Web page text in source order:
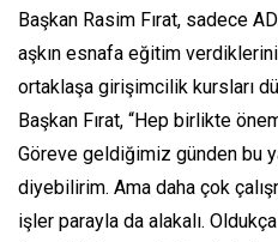
Başkan Rasim Fırat, sadece
aşkın esnafa eğitim
ortaklaşa girişimcilik kursları
Başkan Fırat, “Hep birlikte
Göreve geldiğimiz günden bu
diyebilirim. Ama daha çok
işler parayla da alakalı.